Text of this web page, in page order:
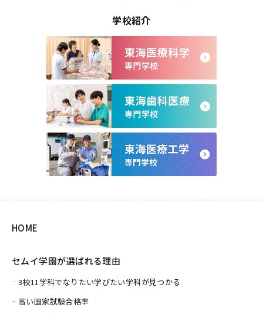
学校紹介
HOME
セムイ学園が選ばれる理由
3校11学科でなりたい学びたい学科が見つかる
高い国家試験合格率